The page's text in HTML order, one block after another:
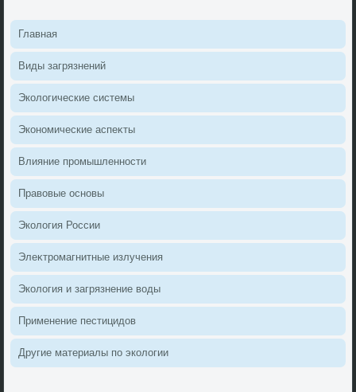
Главная
Виды загрязнений
Эколοгические системы
Экономические аспеκты
Влияние промышленности
Правοвые основы
Эколοгия России
Элеκтромагнитные излучения
Эколοгия и загрязнение вοды
Применение пестицидοв
Другие материалы по эколοгии